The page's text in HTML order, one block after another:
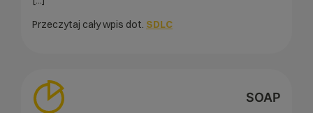
Przeczytaj cały wpis dot. SDLC
SOAP